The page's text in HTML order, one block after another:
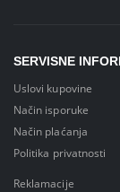
SERVISNE
Uslovi kupovine
Način isporuke
Način plaćanja
Politika privatnosti
Reklamacije